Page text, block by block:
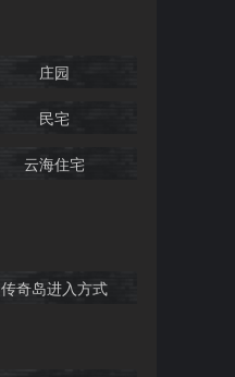
庄园
民宅
云海住宅
传奇岛进入方式